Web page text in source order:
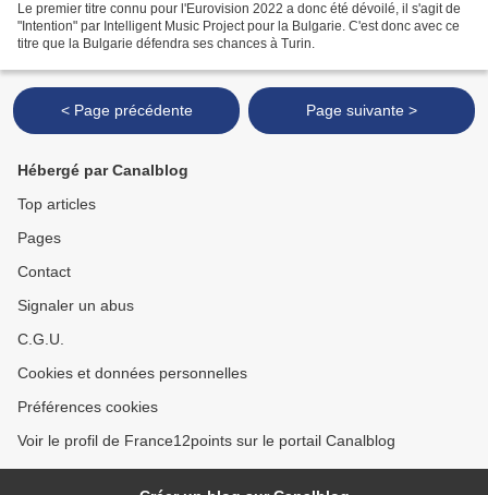
Le premier titre connu pour l'Eurovision 2022 a donc été dévoilé, il s'agit de
"Intention" par Intelligent Music Project pour la Bulgarie. C'est donc avec ce
titre que la Bulgarie défendra ses chances à Turin.
< Page précédente Page suivante >
Hébergé par Canalblog
Top articles
Pages
Contact
Signaler un abus
C.G.U.
Cookies et données personnelles
Préférences cookies
Voir le profil de France12points sur le portail Canalblog